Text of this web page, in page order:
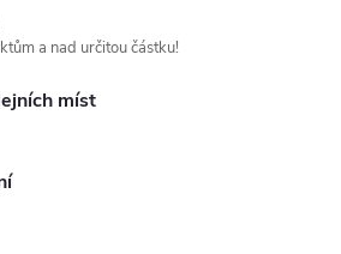
a nad určitou částku!
míst